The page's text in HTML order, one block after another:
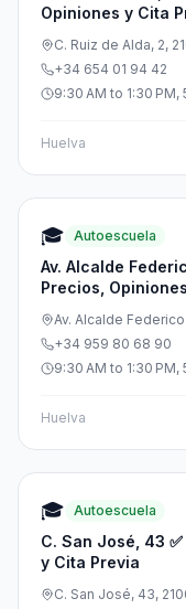
Opiniones y Cita
C. Ruiz de Alda, 2,
+34 654 01 94 42
9:30 AM to 1:30 PM,
Huelva
🎓 Autoescuela
Av. Alcalde
Precios,
Av. Alcalde
+34 959 80 68 90
9:30 AM to 1:30 PM,
Huelva
🎓 Autoescuela
C. San José, 43
y Cita Previa
C. San José, 43,